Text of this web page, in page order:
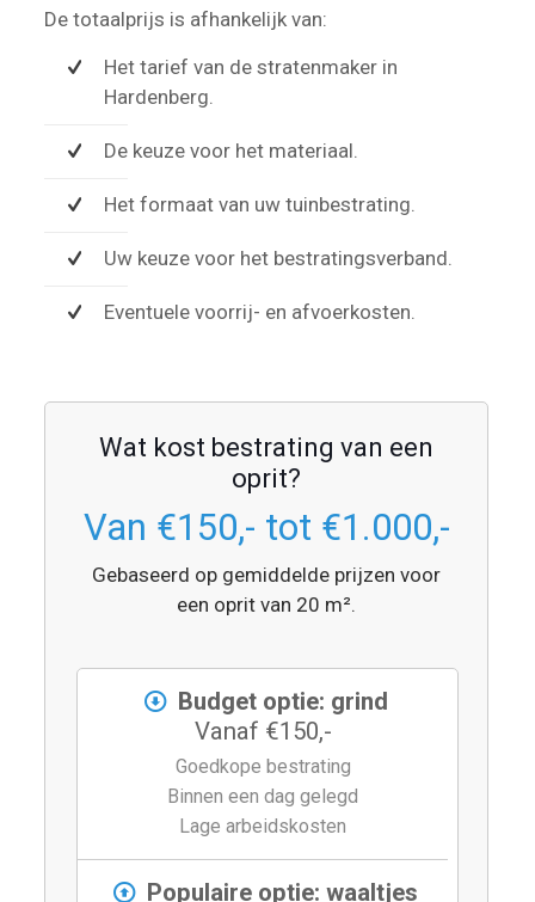
De totaalprijs is afhankelijk van:
Het tarief van de stratenmaker in
Hardenberg.
De keuze voor het materiaal.
Het formaat van uw tuinbestrating.
Uw keuze voor het bestratingsverband.
Eventuele voorrij- en afvoerkosten.
Wat kost bestrating van een
oprit?
Van €150,- tot €1.000,-
Gebaseerd op gemiddelde prijzen voor
een oprit van 20 m².
Budget optie: grind
Vanaf €150,-
Goedkope bestrating
Binnen een dag gelegd
Lage arbeidskosten
Populaire optie: waaltjes